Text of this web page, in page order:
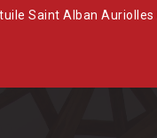
Saint Alban Auriolles